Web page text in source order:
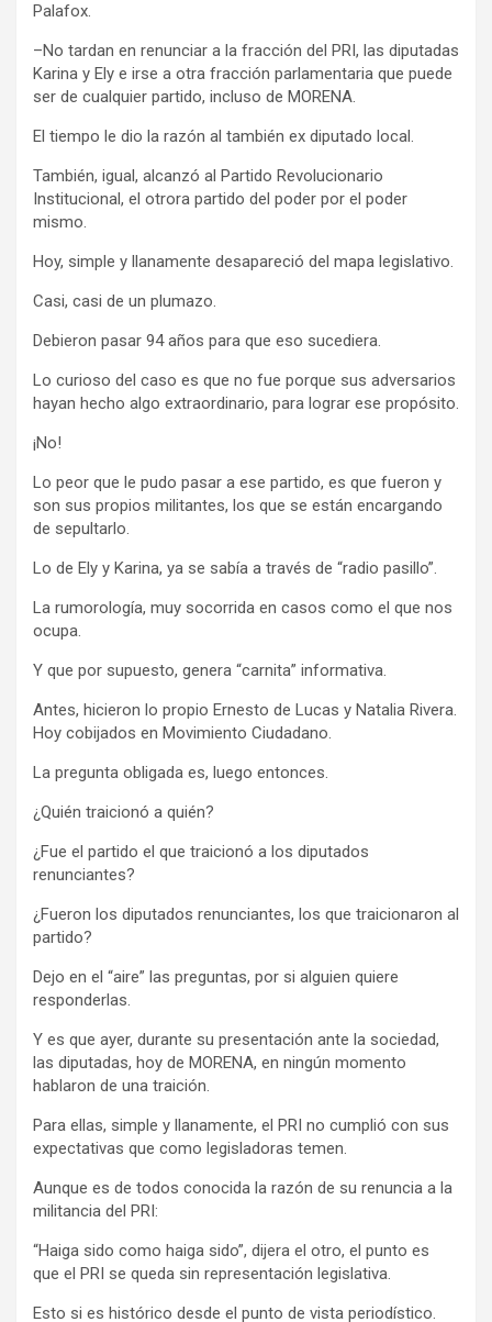
Palafox.
–No tardan en renunciar a la fracción del PRI, las diputadas
Karina y Ely e irse a otra fracción parlamentaria que puede
ser de cualquier partido, incluso de MORENA.
El tiempo le dio la razón al también ex diputado local.
También, igual, alcanzó al Partido Revolucionario
Institucional, el otrora partido del poder por el poder
mismo.
Hoy, simple y llanamente desapareció del mapa legislativo.
Casi, casi de un plumazo.
Debieron pasar 94 años para que eso sucediera.
Lo curioso del caso es que no fue porque sus adversarios
hayan hecho algo extraordinario, para lograr ese propósito.
¡No!
Lo peor que le pudo pasar a ese partido, es que fueron y
son sus propios militantes, los que se están encargando
de sepultarlo.
Lo de Ely y Karina, ya se sabía a través de “radio pasillo”.
La rumorología, muy socorrida en casos como el que nos
ocupa.
Y que por supuesto, genera “carnita” informativa.
Antes, hicieron lo propio Ernesto de Lucas y Natalia Rivera.
Hoy cobijados en Movimiento Ciudadano.
La pregunta obligada es, luego entonces.
¿Quién traicionó a quién?
¿Fue el partido el que traicionó a los diputados
renunciantes?
¿Fueron los diputados renunciantes, los que traicionaron al
partido?
Dejo en el “aire” las preguntas, por si alguien quiere
responderlas.
Y es que ayer, durante su presentación ante la sociedad,
las diputadas, hoy de MORENA, en ningún momento
hablaron de una traición.
Para ellas, simple y llanamente, el PRI no cumplió con sus
expectativas que como legisladoras temen.
Aunque es de todos conocida la razón de su renuncia a la
militancia del PRI:
“Haiga sido como haiga sido”, dijera el otro, el punto es
que el PRI se queda sin representación legislativa.
Esto si es histórico desde el punto de vista periodístico.